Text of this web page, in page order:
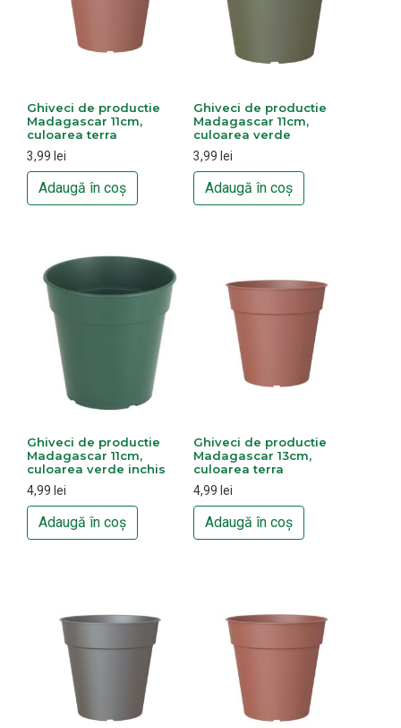
Ghiveci de productie
Madagascar 11cm,
culoarea terra
3,99 lei
Adaugă în coș
Ghiveci de productie
Madagascar 11cm,
culoarea verde
3,99 lei
Adaugă în coș
Ghiveci de productie
Madagascar 11cm,
culoarea verde inchis
4,99 lei
Adaugă în coș
Ghiveci de productie
Madagascar 13cm,
culoarea terra
4,99 lei
Adaugă în coș